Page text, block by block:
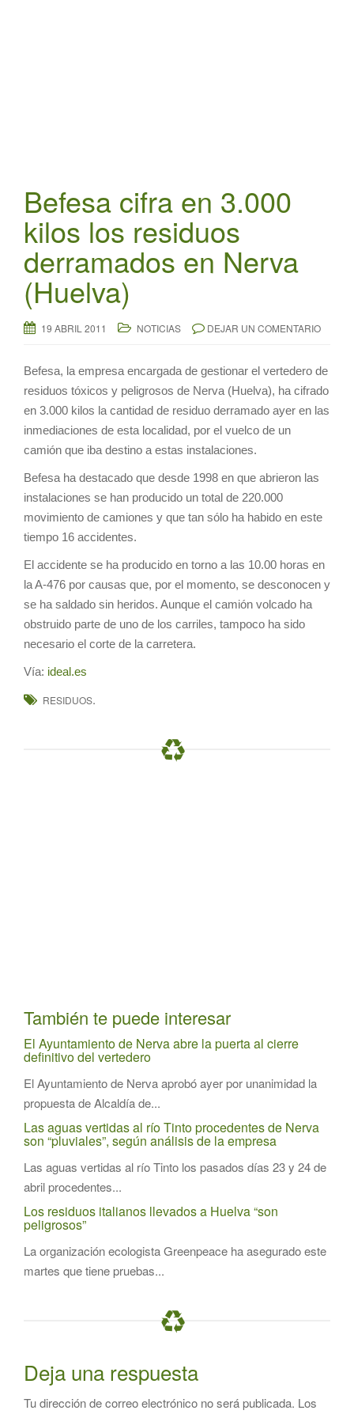
Befesa cifra en 3.000
kilos los residuos
derramados en Nerva
(Huelva)
19 ABRIL 2011 NOTICIAS DEJAR UN COMENTARIO
Befesa, la empresa encargada de gestionar el vertedero de
residuos tóxicos y peligrosos de Nerva (Huelva), ha cifrado
en 3.000 kilos la cantidad de residuo derramado ayer en las
inmediaciones de esta localidad, por el vuelco de un
camión que iba destino a estas instalaciones.
Befesa ha destacado que desde 1998 en que abrieron las
instalaciones se han producido un total de 220.000
movimiento de camiones y que tan sólo ha habido en este
tiempo 16 accidentes.
El accidente se ha producido en torno a las 10.00 horas en
la A-476 por causas que, por el momento, se desconocen y
se ha saldado sin heridos. Aunque el camión volcado ha
obstruido parte de uno de los carriles, tampoco ha sido
necesario el corte de la carretera.
Vía: ideal.es
RESIDUOS.
También te puede interesar
El Ayuntamiento de Nerva abre la puerta al cierre
definitivo del vertedero
El Ayuntamiento de Nerva aprobó ayer por unanimidad la
propuesta de Alcaldía de...
Las aguas vertidas al río Tinto procedentes de Nerva
son “pluviales”, según análisis de la empresa
Las aguas vertidas al río Tinto los pasados días 23 y 24 de
abril procedentes...
Los residuos italianos llevados a Huelva “son
peligrosos”
La organización ecologista Greenpeace ha asegurado este
martes que tiene pruebas...
Deja una respuesta
Tu dirección de correo electrónico no será publicada. Los